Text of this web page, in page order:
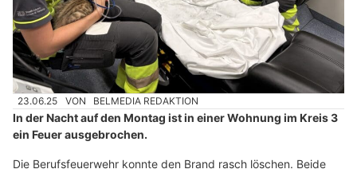
23.06.25 VON BELMEDIA REDAKTION
In der Nacht auf den Montag ist in einer Wohnung im Kreis 3
ein Feuer ausgebrochen.
Die Berufsfeuerwehr konnte den Brand rasch löschen. Beide